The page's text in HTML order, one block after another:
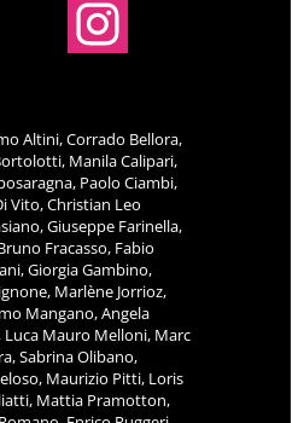
Altini, Corrado Bellora,
Manila Calipari,
Paolo Ciambi,
Vito, Christian Leo
Giuseppe Farinella,
Fracasso, Fabio
Giorgia Gambino,
Marlène Jorrioz,
Mangano, Angela
Luca Mauro Melloni, Marc
Sabrina Olibano,
Maurizio Pitti, Loris
Mattia Pramotton,